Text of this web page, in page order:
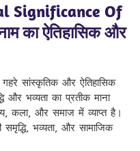
Significance Of
का ऐतिहासिक और
सांस्कृतिक और ऐतिहासिक
भव्यता का प्रतीक माना
कला, और समाज में व्याप्त है।
भव्यता, और सामाजिक